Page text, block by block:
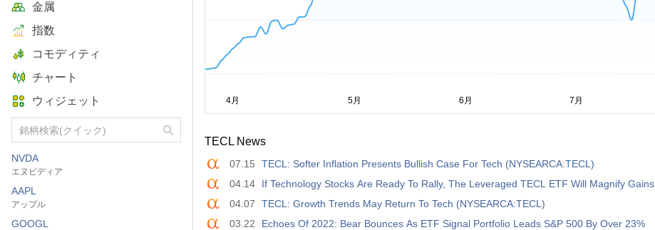
金属
指数
コモディティ
チャート
ウィジェット
NVDA
エヌビディア
AAPL
アップル
GOOGL
TECL News
07.15
TECL: Softer Inflation Presents Bullish Case For Tech (NYSEARCA:TECL)
04.14
If Technology Stocks Are Ready To Rally, The Leveraged TECL ETF Will Magnify Gains
04.07
TECL: Growth Trends May Return To Tech (NYSEARCA:TECL)
03.22
Echoes Of 2022: Bear Bounces As ETF Signal Portfolio Leads S&P 500 By Over 23%